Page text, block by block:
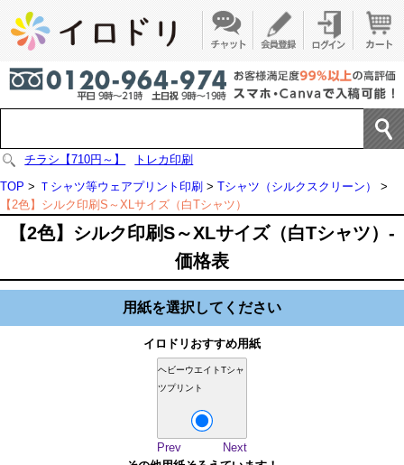
チラシ【710円～】
トレカ印刷
TOP > Ｔシャツ等ウェアプリント印刷 > Tシャツ（シルクスクリーン）
>
【2色】シルク印刷S～XLサイズ（白Tシャツ）
【2色】シルク印刷S～XLサイズ（白Tシャツ）-
価格表
用紙を選択してください
イロドリおすすめ用紙
ヘビーウエイトTシャ
ツプリント
Prev
Next